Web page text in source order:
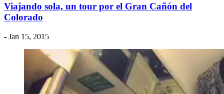
Viajando sola, un tour por el Gran Cañón del
Colorado
- Jan 15, 2015